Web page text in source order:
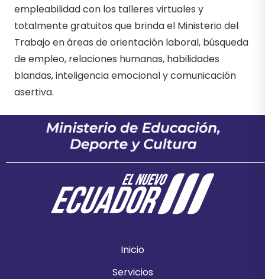
empleabilidad con los talleres virtuales y
totalmente gratuitos que brinda el Ministerio del
Trabajo en áreas de orientación laboral, búsqueda
de empleo, relaciones humanas, habilidades
blandas, inteligencia emocional y comunicación
asertiva.
Inicio
Servicios